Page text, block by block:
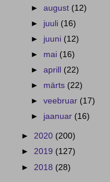
►august (12)
► juuli (16)
► juuni (12)
► mai (16)
►aprill (22)
► märts (22)
►veebruar (17)
► jaanuar (16)
► 2020 (200)
► 2019 (127)
► 2018 (28)